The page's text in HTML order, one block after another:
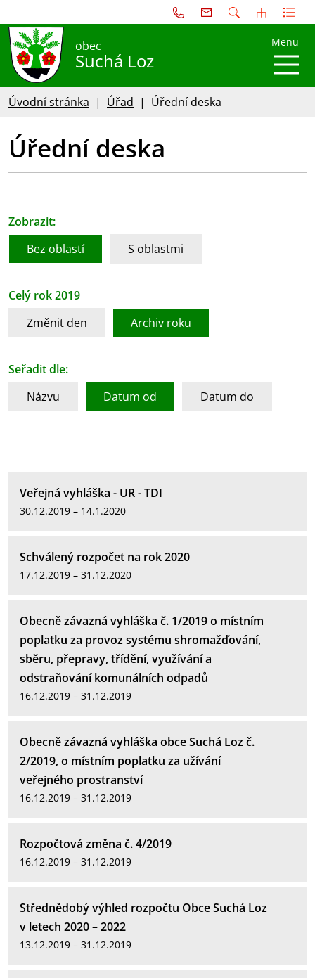
obec
Suchá Loz
Menu
Úvodní stránka Úřad Úřední deska
Úřední deska
Zobrazit:
Bez oblastí
S oblastmi
Celý rok 2019
Změnit den
Archiv roku
Seřadit dle:
Názvu
Datum od Datum do
Veřejná vyhláška - UR - TDI
30.12.2019 – 14.1.2020
Schválený rozpočet na rok 2020
17.12.2019 – 31.12.2020
Obecně závazná vyhláška č. 1/2019 o místním
poplatku za provoz systému shromažďování,
sběru, přepravy, třídění, využívání a
odstraňování komunálních odpadů
16.12.2019 – 31.12.2019
Obecně závazná vyhláška obce Suchá Loz č.
2/2019, o místním poplatku za užívání
veřejného prostranství
16.12.2019 – 31.12.2019
Rozpočtová změna č. 4/2019
16.12.2019 – 31.12.2019
Střednědobý výhled rozpočtu Obce Suchá Loz
v letech 2020 – 2022
13.12.2019 – 31.12.2019